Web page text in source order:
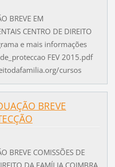
BREVE EM
CENTRO DE DIREITO
e mais informações
FEV 2015.pdf
cursos
BREVE
BREVE COMISSÕES DE
DA FAMÍLIA COIMBRA